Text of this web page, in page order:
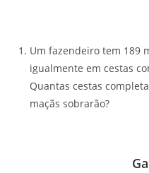
Um fazendeiro tem 189
igualmente em cestas
Quantas cestas
maçãs sobrarão?